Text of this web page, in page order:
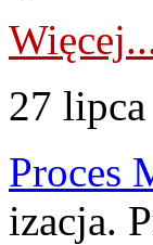
27
Proces
izacja.